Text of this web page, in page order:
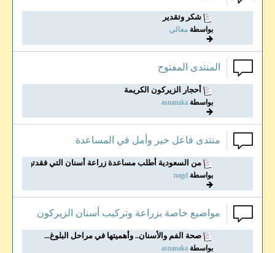
شكر وتقدير
بواسطةمعالي
المنتدى المفتوح
أحجار الزيركون الكريمة
بواسطةasnanaka
منتدى فاعل خير وأمل في المساعدة
من السعودية أطلب مساعدة زراعة أسنان التي فقدتها...
بواسطةnagd
مواضيع خاصة بزراعة وتركيب أسنان الزيركون
صحة الفم والأسنان.. وأهميتها في مراحل البلوغ...
بواسطةasnanaka